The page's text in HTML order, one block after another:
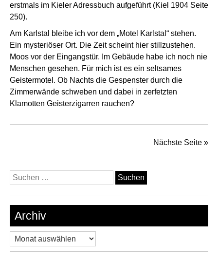
erstmals im Kieler Adressbuch aufgeführt (Kiel 1904 Seite
250).
Am Karlstal bleibe ich vor dem „Motel Karlstal“ stehen.
Ein mysteriöser Ort. Die Zeit scheint hier stillzustehen.
Moos vor der Eingangstür. Im Gebäude habe ich noch nie
Menschen gesehen. Für mich ist es ein seltsames
Geistermotel. Ob Nachts die Gespenster durch die
Zimmerwände schweben und dabei in zerfetzten
Klamotten Geisterzigarren rauchen?
Nächste Seite »
Suchen
nach:
Archiv
Archiv